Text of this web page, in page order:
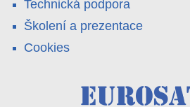
Technická podpora
Školení a prezentace
Cookies